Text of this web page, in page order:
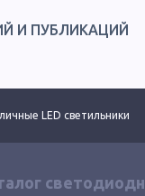
И ПУБЛИКАЦИЙ
LED светильники